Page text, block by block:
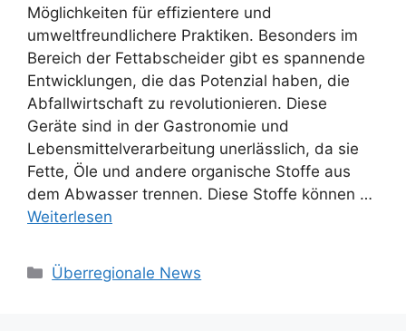
Möglichkeiten für effizientere und
umweltfreundlichere Praktiken. Besonders im
Bereich der Fettabscheider gibt es spannende
Entwicklungen, die das Potenzial haben, die
Abfallwirtschaft zu revolutionieren. Diese
Geräte sind in der Gastronomie und
Lebensmittelverarbeitung unerlässlich, da sie
Fette, Öle und andere organische Stoffe aus
dem Abwasser trennen. Diese Stoffe können …
Weiterlesen
Kategorien
Überregionale News